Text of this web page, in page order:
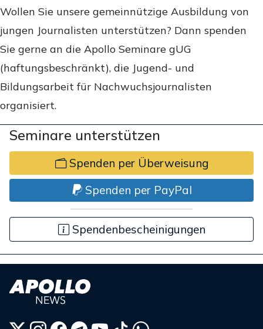
Wollen Sie unsere gemeinnützige Ausbildung von
jungen Journalisten unterstützen? Dann spenden
Sie gerne an die Apollo Seminare gUG
(haftungsbeschränkt), die Jugend- und
Bildungsarbeit für Nachwuchsjournalisten
organisiert.
Seminare unterstützen
Spenden per Überweisung
Spenden per PayPal
Spendenbescheinigungen